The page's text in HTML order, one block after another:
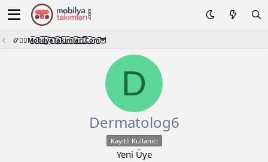
📿🧙‍♂️M͜͡o͜͡b͜͡i͜͡l͜͡y͜͡a͜͡T͜͡a͜͡k͜͡i͜͡m͜͡l͜͡a͜͡r͜͡i͜͡.͜͡C͜͡o͜͡m͜͡🦉
D
Dermatolog6
Kayıtlı Kullanıcı
Yeni Üye